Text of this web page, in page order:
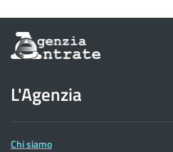
Informazioni
sul
dell'Agenzia
delle
Entrate
L'Agenzia
Chi siamo